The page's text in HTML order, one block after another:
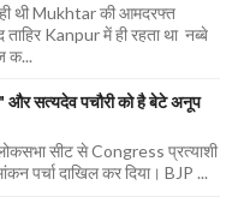
थी Mukhtar की आमदरफ्त
Kanpur में ही रहता था नब्बे
क...
और सत्यदेव पचौरी को है बेटे अनूप
सीट से Congress प्रत्याशी
पर्चा दाखिल कर दिया। BJP ...